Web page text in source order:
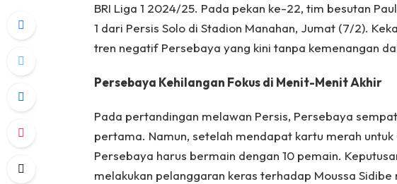
BRI Liga 1 2024/25. Pada pekan ke-22, tim besutan
1 dari Persis Solo di Stadion Manahan, Jumat (7/2).
tren negatif Persebaya yang kini tanpa kemenangan
Persebaya Kehilangan Fokus di Menit-Menit Akhir
Pada pertandingan melawan Persis, Persebaya
pertama. Namun, setelah mendapat kartu merah
Persebaya harus bermain dengan 10 pemain.
melakukan pelanggaran keras terhadap Moussa